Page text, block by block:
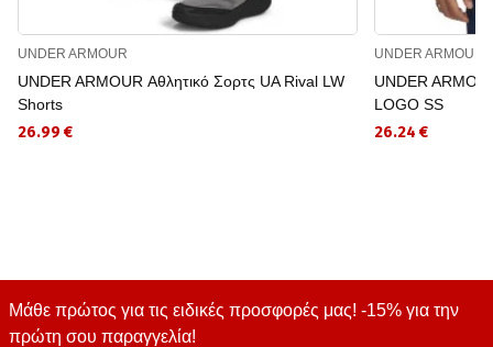
UNDER ARMOUR
UNDER ARMOUR Αθλητικό Σορτς UA Rival LW
Shorts
26.99 €
UNDER ARMOUR
UNDER
LOGO SS
26.24 €
Μάθε πρώτος για τις ειδικές προσφορές μας! -15% για την
πρώτη σου παραγγελία!